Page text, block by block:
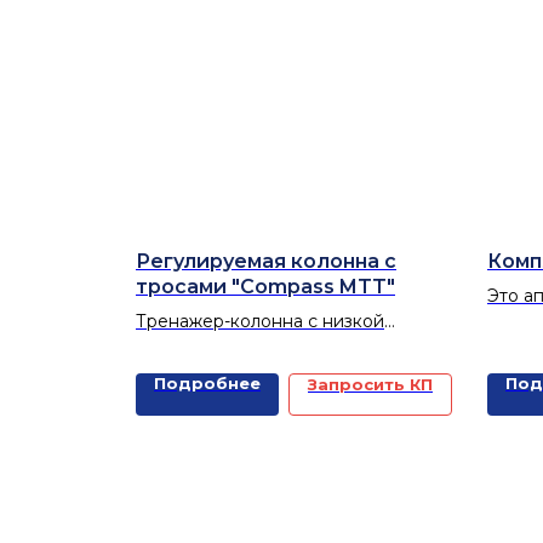
Регулируемая колонна с
тросами "Compass MTT"
Тренажер-колонна с низкой
широкий спектр упражнений на
развитие баланса, стабильности и
силы, благодаря системе двух
Подробнее Запросить КП
Это